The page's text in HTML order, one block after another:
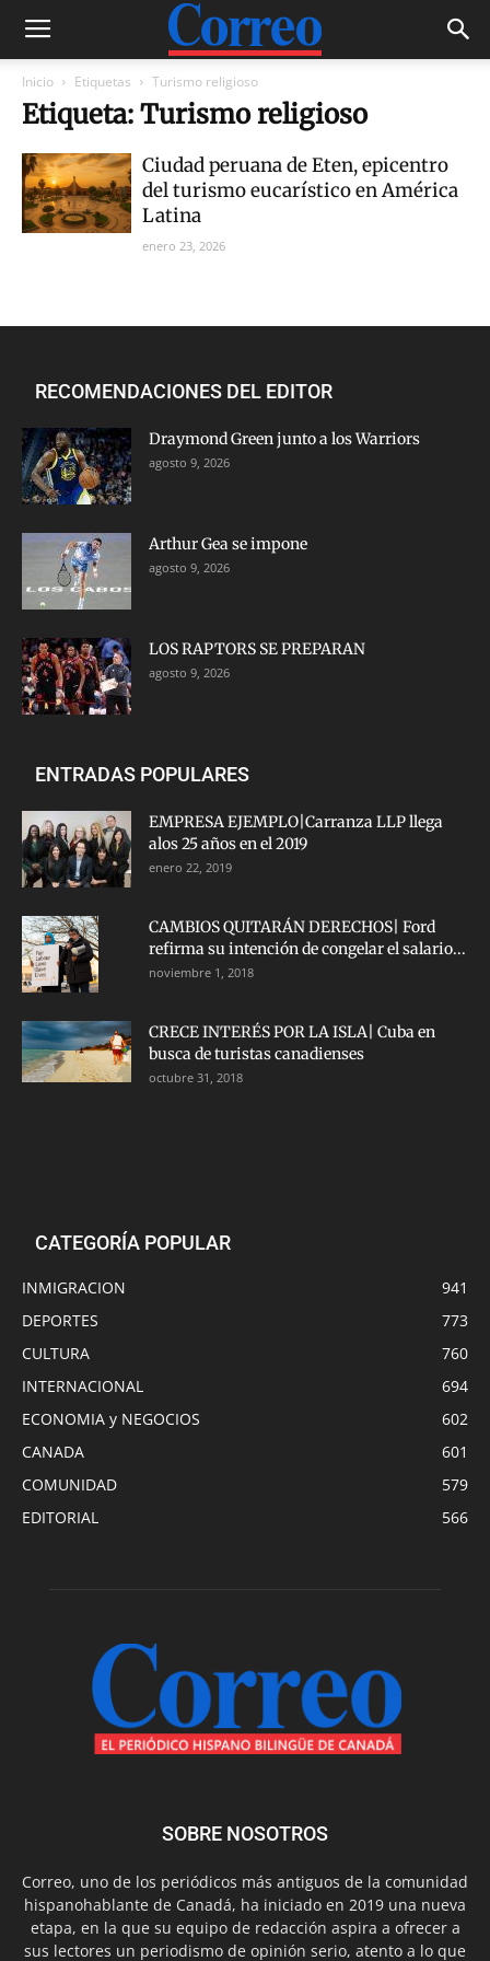
Inicio Etiquetas Turismo religioso
Etiqueta: Turismo religioso
Ciudad peruana de Eten, epicentro
del turismo eucarístico en América
Latina
enero 23, 2026
RECOMENDACIONES DEL EDITOR
Draymond Green junto a los Warriors
agosto 9, 2026
Arthur Gea se impone
agosto 9, 2026
LOS RAPTORS SE PREPARAN
agosto 9, 2026
ENTRADAS POPULARES
EMPRESA EJEMPLO|Carranza LLP llega
alos 25 años en el 2019
enero 22, 2019
CAMBIOS QUITARÁN DERECHOS| Ford
refirma su intención de congelar el salario...
noviembre 1, 2018
CRECE INTERÉS POR LA ISLA| Cuba en
busca de turistas canadienses
octubre 31, 2018
CATEGORÍA POPULAR
INMIGRACION
941
DEPORTES
773
CULTURA
760
INTERNACIONAL
694
ECONOMIA y NEGOCIOS
602
CANADA
601
COMUNIDAD
579
EDITORIAL
566
SOBRE NOSOTROS
Correo, uno de los periódicos más antiguos de la comunidad
hispanohablante de Canadá, ha iniciado en 2019 una nueva
etapa, en la que su equipo de redacción aspira a ofrecer a
sus lectores un periodismo de opinión serio, atento a lo que